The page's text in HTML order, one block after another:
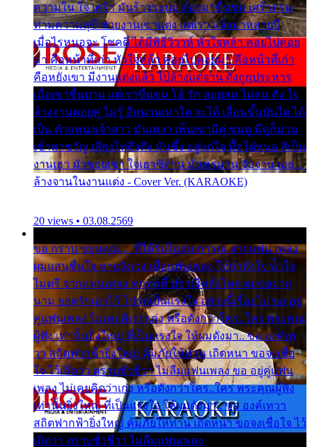
ความใน ใจ เศร้า มันร้าวระบม ต้องมาขื่นขม เศร้าตรม
ท่ามความสุขี ช่วยงานเขาแต่ง แต่เรา แล้งมาหลายปี
เมื่อไรหนอจะ โชคดี ได้มีพิธีวิวาห์ หัวใจหล้า คอยไปคอย
มา คือหน้าที่เก่า หัวใจหล้า คอยไปคอยมา คือหน้าที่เก่า
คือหยังเขา มีงานแต่งแล้ว ไปล้างแต่จาน ดั่งถูกประหาร
เมื่อเขาชื่นบาน แต่เราขื่นขม โอ้ รัก ลอยลม ไม่สม ดัง ใจ
ล้างจานคอยคู่ ไม่รู้ อีกนานเท่าใด จะได้ เลื่อนขั้นบันได ได้
เป็น ตำแหน่งเจ้าสาว มันเหงา เห็นเขามีคู่ ซมดู มีคู่ก็ม่วน
เข้าพาขวัญ เสียงโห่ตึงตึง มันซึ้ง อยู่แก่ใจ มื้อใด๋หนอ สิเป็น
งานเฮา มัวซอยเขา ใจเฮาซิด้าน มันทรมาน จับจาน เอย…
ล้างจานในงานแต่ง - Cover Ver. (KARAOKE)
20 views • 03.08.2569
ขอ กราบ ขอบคุณ.... ที่ได้รับไออุ่น การุณ จากแฟน เพลง
ผมแสนชื่นใจ หายวังเวง เมื่อแฟนเพลง ให้กำลังใจ น้ำใจ
ไมตรี จากแฟนเพลง ทุกทุกที่ ปราณีหลั่งไหล ผมขอฝาก
นาม ยอดรักเอาไว้ โปรดเป็นแรงใจ อย่างนี้เรื่อยไป ขอ อยู่
คู่แฟนเพลง ไม่เคยคิดว่าเก่ง หรือดังกว่าใคร..ใคร พระคุณ
ผู้ฟัง เท่านั้นยิ่งใหญ่ ที่เป็นแรงใจ ให้ผมดังมา.. ขอ องค์เท
วา สถิตฟากฟ้ายิ่งใหญ่ คุ้มภัยให้ท่าน เถิดหนา ขอจงเชื่อ
ใจ ไว้เถิดว่า ตราบชั่วชีวา ไม่ลืมแฟนเพลง ขอ อยู่คู่แฟน
เพลง ไม่เคยคิดว่าเก่ง หรือดังกว่าใคร..ใคร พระคุณผู้ฟัง
เท่านั้นยิ่งใหญ่ ที่เป็นแรงใจ ให้ผมดังมา.. ขอ องค์เทวา
สถิตฟากฟ้ายิ่งใหญ่ คุ้มภัยให้ท่าน เถิดหนา ขอจงเชื่อใจ ไว้
เถิดว่า ตราบชั่วชีวา ไม่ลืมแฟนเพลง